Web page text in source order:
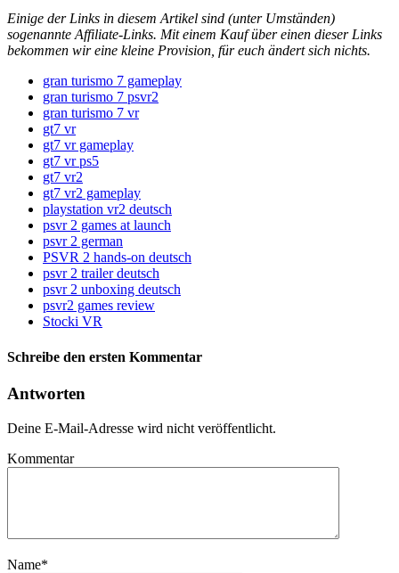
Einige der Links in diesem Artikel sind (unter Umständen)
sogenannte Affiliate-Links. Mit einem Kauf über einen dieser Links
bekommen wir eine kleine Provision, für euch ändert sich nichts.
gran turismo 7 gameplay
gran turismo 7 psvr2
gran turismo 7 vr
gt7 vr
gt7 vr gameplay
gt7 vr ps5
gt7 vr2
gt7 vr2 gameplay
playstation vr2 deutsch
psvr 2 games at launch
psvr 2 german
PSVR 2 hands-on deutsch
psvr 2 trailer deutsch
psvr 2 unboxing deutsch
psvr2 games review
Stocki VR
Schreibe den ersten Kommentar
Antworten
Deine E-Mail-Adresse wird nicht veröffentlicht.
Kommentar
Name*